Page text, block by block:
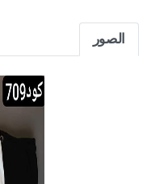
الصور